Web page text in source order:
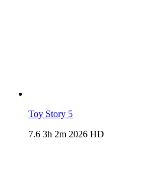
Toy Story 5
7.6 3h 2m 2026 HD